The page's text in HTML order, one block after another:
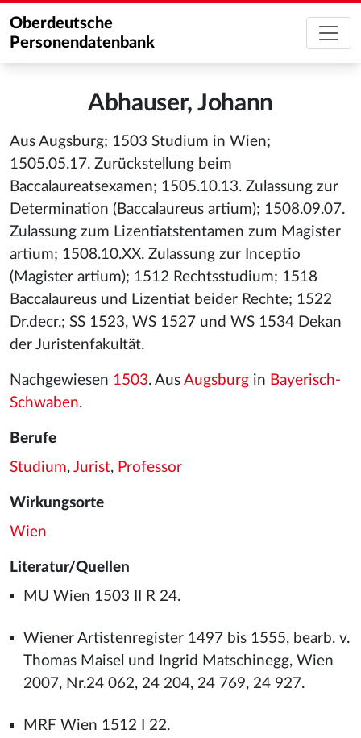
Oberdeutsche
Personendatenbank
Abhauser, Johann
Aus Augsburg; 1503 Studium in Wien;
1505.05.17. Zurückstellung beim
Baccalaureatsexamen; 1505.10.13. Zulassung zur
Determination (Baccalaureus artium); 1508.09.07.
Zulassung zum Lizentiatstentamen zum Magister
artium; 1508.10.XX. Zulassung zur Inceptio
(Magister artium); 1512 Rechtsstudium; 1518
Baccalaureus und Lizentiat beider Rechte; 1522
Dr.decr.; SS 1523, WS 1527 und WS 1534 Dekan
der Juristenfakultät.
Nachgewiesen 1503. Aus Augsburg in Bayerisch-
Schwaben.
Berufe
Studium, Jurist, Professor
Wirkungsorte
Wien
Literatur/Quellen
MU Wien 1503 II R 24.
Wiener Artistenregister 1497 bis 1555, bearb. v.
Thomas Maisel und Ingrid Matschinegg, Wien
2007, Nr.24 062, 24 204, 24 769, 24 927.
MRF Wien 1512 I 22.